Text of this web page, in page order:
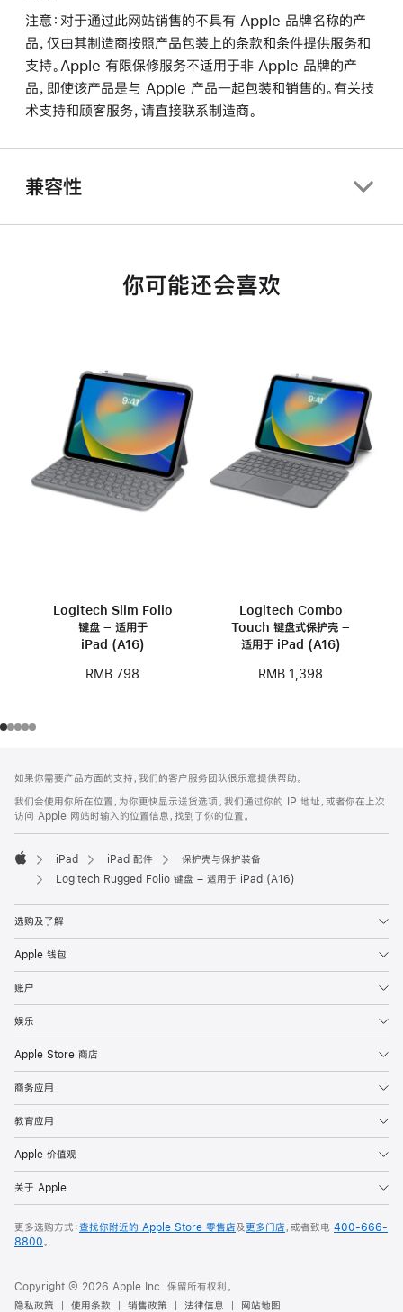
注意：对于通过此网站销售的不具有 Apple 品牌名称的产
品，仅由其制造商按照产品包装上的条款和条件提供服务和
支持。Apple 有限保修服务不适用于非 Apple 品牌的产
品，即使该产品是与 Apple 产品一起包装和销售的。有关技
术支持和顾客服务，请直接联系制造商。
兼容性
你可能还会喜欢
Logitech Slim Folio
键盘 – 适用于
iPad (A16)
RMB 798
Logitech Combo
Touch 键盘式保护壳 –
适用于 iPad (A16)
RMB 1,398
页
页
脚
注
如果你需要产品方面的支持，我们的客户服务团队很乐意提供帮助。
我们会使用你所在位置，为你更快显示送货选项。我们通过你的 IP 地址，或者你在上次
访问 Apple 网站时输入的位置信息，找到了你的位置。
Apple
iPad iPad 配件
保护壳与保护装备
Logitech Rugged Folio 键盘 – 适用于 iPad (A16)
选购及了解
Apple 钱包
账户
娱乐
Apple Store 商店
商务应用
教育应用
Apple 价值观
关于 Apple
更多选购方式：查找你附近的 Apple Store 零售店及更多门店，或者致电 400-666-
8800。
Copyright © 2026 Apple Inc. 保留所有权利。
隐私政策
使用条款 销售政策 法律信息 网站地图